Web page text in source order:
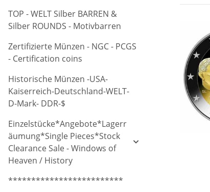
TOP - WELT Silber BARREN &
Silber ROUNDS - Motivbarren
Zertifizierte Münzen - NGC - PCGS
- Certification coins
Historische Münzen -USA-
Kaiserreich-Deutschland-WELT-
D-Mark- DDR-$
Einzelstücke*Angebote*Lagerr
äumung*Single Pieces*Stock
Clearance Sale - Windows of
Heaven / History
*************************